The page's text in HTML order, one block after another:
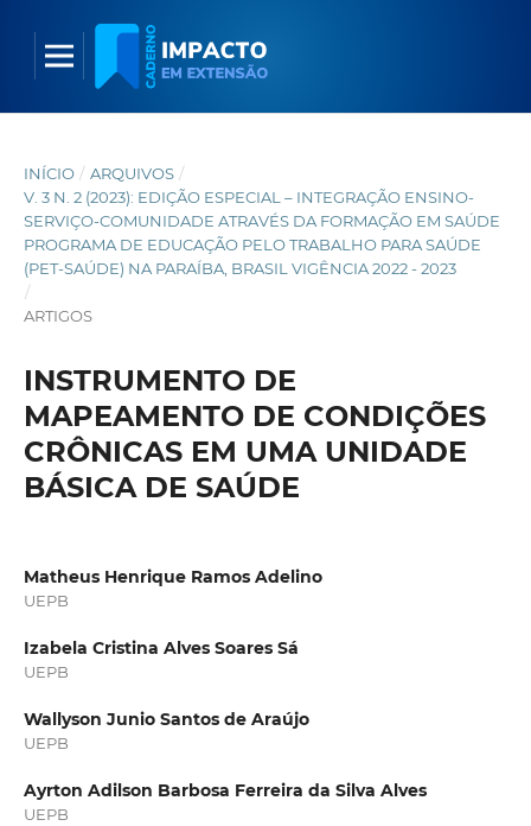
INÍCIO / ARQUIVOS /
V. 3 N. 2 (2023): EDIÇÃO ESPECIAL – INTEGRAÇÃO ENSINO-
SERVIÇO-COMUNIDADE ATRAVÉS DA FORMAÇÃO EM SAÚDE
PROGRAMA DE EDUCAÇÃO PELO TRABALHO PARA SAÚDE
(PET-SAÚDE) NA PARAÍBA, BRASIL VIGÊNCIA 2022 - 2023
/
ARTIGOS
INSTRUMENTO DE
MAPEAMENTO DE CONDIÇÕES
CRÔNICAS EM UMA UNIDADE
BÁSICA DE SAÚDE
Matheus Henrique Ramos Adelino
UEPB
Izabela Cristina Alves Soares Sá
UEPB
Wallyson Junio Santos de Araújo
UEPB
Ayrton Adilson Barbosa Ferreira da Silva Alves
UEPB